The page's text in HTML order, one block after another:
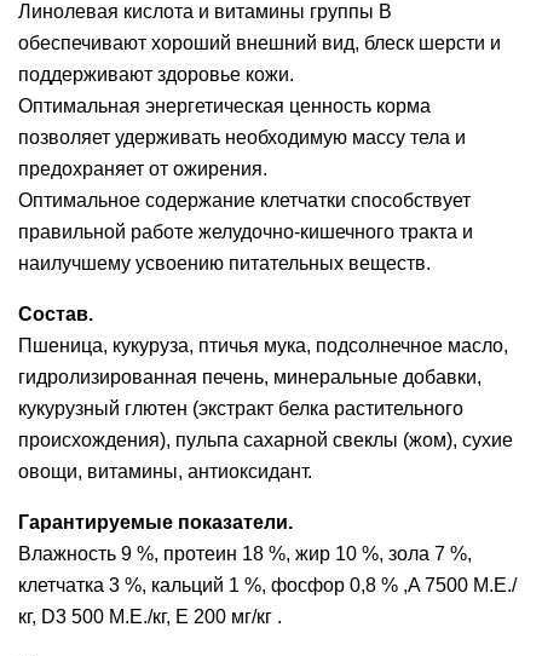
Линолевая кислота и витамины группы В
обеспечивают хороший внешний вид, блеск шерсти и
поддерживают здоровье кожи.
Оптимальная энергетическая ценность корма
позволяет удерживать необходимую массу тела и
предохраняет от ожирения.
Оптимальное содержание клетчатки способствует
правильной работе желудочно-кишечного тракта и
наилучшему усвоению питательных веществ.
Состав.
Пшеница, кукуруза, птичья мука, подсолнечное масло,
гидролизированная печень, минеральные добавки,
кукурузный глютен (экстракт белка растительного
происхождения), пульпа сахарной свеклы (жом), сухие
овощи, витамины, антиоксидант.
Гарантируемые показатели.
Влажность 9 %, протеин 18 %, жир 10 %, зола 7 %,
клетчатка 3 %, кальций 1 %, фосфор 0,8 % ,A 7500 М.Е./
кг, D3 500 М.Е./кг, Е 200 мг/кг .